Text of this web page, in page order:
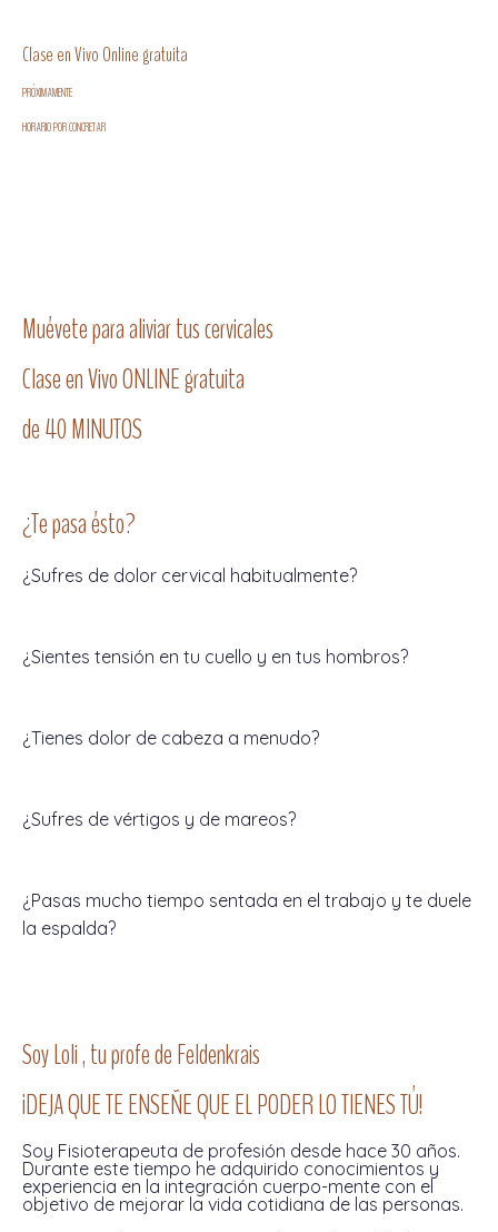
Clase en Vivo Online gratuita
PRÓXIMAMENTE
HORARIO POR CONCRETAR
Muévete para aliviar tus cervicales
Clase en Vivo ONLINE gratuita
de 40 MINUTOS
¿Te pasa ésto?
¿Sufres de dolor cervical habitualmente?
¿Sientes tensión en tu cuello y en tus hombros?
¿Tienes dolor de cabeza a menudo?
¿Sufres de vértigos y de mareos?
¿Pasas mucho tiempo sentada en el trabajo y te duele
la espalda?
Soy Loli , tu profe de Feldenkrais
¡DEJA QUE TE ENSEÑE QUE EL PODER LO TIENES TÚ!
Soy Fisioterapeuta de profesión desde hace 30 años.
Durante este tiempo he adquirido conocimientos y
experiencia en la integración cuerpo-mente con el
objetivo de mejorar la vida cotidiana de las personas.